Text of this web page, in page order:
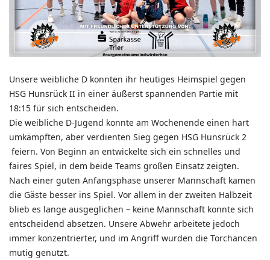
Unsere weibliche D konnten ihr heutiges Heimspiel gegen
HSG Hunsrück II in einer äußerst spannenden Partie mit
18:15 für sich entscheiden.
Die weibliche D-Jugend konnte am Wochenende einen hart
umkämpften, aber verdienten Sieg gegen HSG Hunsrück 2
feiern. Von Beginn an entwickelte sich ein schnelles und
faires Spiel, in dem beide Teams großen Einsatz zeigten.
Nach einer guten Anfangsphase unserer Mannschaft kamen
die Gäste besser ins Spiel. Vor allem in der zweiten Halbzeit
blieb es lange ausgeglichen – keine Mannschaft konnte sich
entscheidend absetzen. Unsere Abwehr arbeitete jedoch
immer konzentrierter, und im Angriff wurden die Torchancen
mutig genutzt.